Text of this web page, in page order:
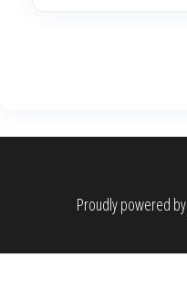
Proudly powered by